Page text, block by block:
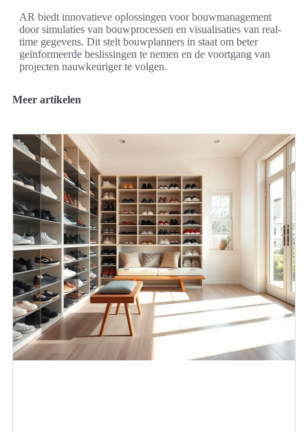
AR biedt innovatieve oplossingen voor bouwmanagement
door simulaties van bouwprocessen en visualisaties van real-
time gegevens. Dit stelt bouwplanners in staat om beter
geïnformeerde beslissingen te nemen en de voortgang van
projecten nauwkeuriger te volgen.
Meer artikelen